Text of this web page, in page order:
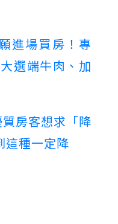
進場買房！專
選端牛肉、加
房客想求「降
這種一定降